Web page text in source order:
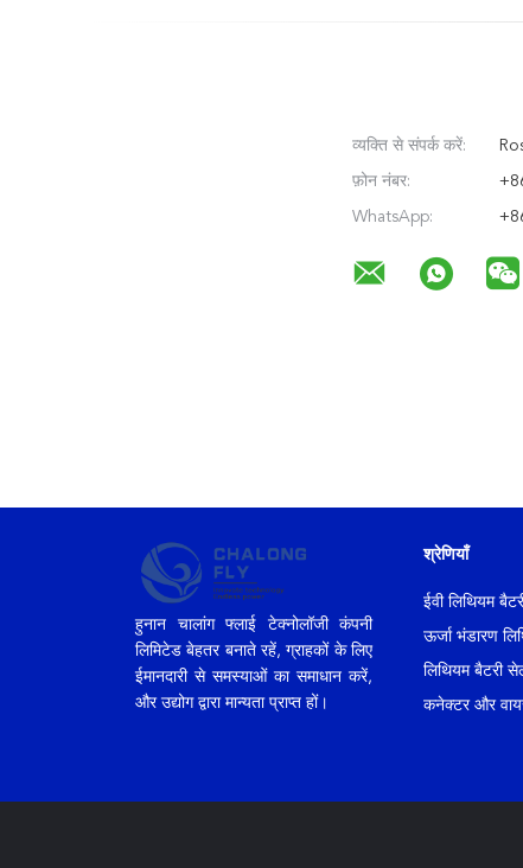
व्यक्ति से संपर्क करें:
फ़ोन नंबर:
WhatsApp:
हुनान चालांग फ्लाई टेक्नोलॉजी कंपनी
लिमिटेड बेहतर बनाते रहें, ग्राहकों के लिए
ईमानदारी से समस्याओं का समाधान करें,
और उद्योग द्वारा मान्यता प्राप्त हों।
श्रेणियाँ
ईवी लिथियम
ऊर्जा भंडारण
लिथियम बैटरी
कनेक्टर और